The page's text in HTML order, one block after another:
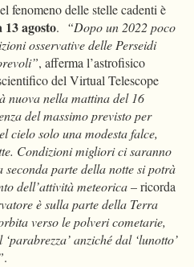
fenomeno delle stelle cadenti è
13 agosto. “Dopo un 2022 poco
osservative delle Perseidi
, afferma l’astrofisico
del Virtual Telescope
nuova nella mattina del 16
del massimo previsto per
cielo solo una modesta falce,
Condizioni migliori ci saranno
seconda parte della notte si potrà
dell’attività meteorica– ricorda
è sulla parte della Terra
verso le polveri cometarie,
anziché dal ‘lunotto’
.